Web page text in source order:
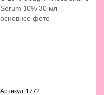
Артикул: 1772